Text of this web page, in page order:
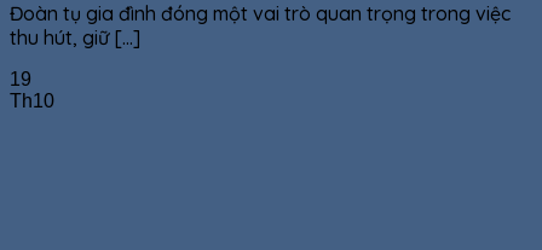
Đoàn tụ gia đình đóng một vai trò quan trọng trong việc
thu hút, giữ [...]
19
Th10